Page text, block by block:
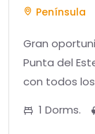
Península
Gran
Punta del
con todos los
1 Dorms.